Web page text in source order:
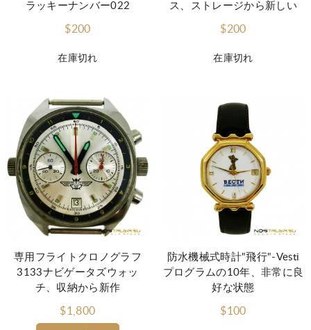
在庫切れ
ラッキーナンバー022
$200
在庫切れ
ス、ストレージから新しい
$200
専用フライトクロノグラフ
3133ナビゲータズウォッ
チ、収納から新作
$1,800
防水機械式時計"飛行"-Vesti
プログラムの10年、非常に良
好な状態
$100